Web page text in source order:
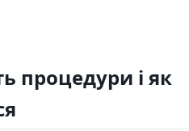
процедури і як